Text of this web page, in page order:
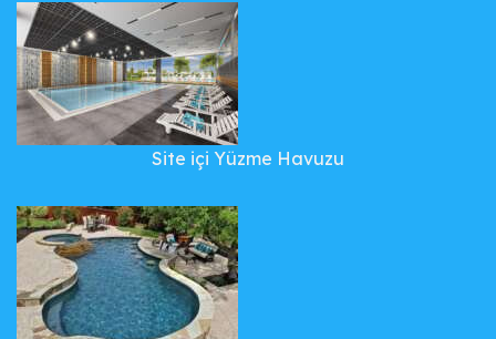
Site içi Yüzme Havuzu